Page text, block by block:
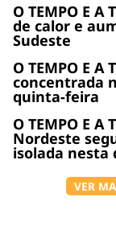
O TEMPO E A
de calor e
Sudeste
O TEMPO E A
concentrada
quinta-feira
O TEMPO E A
Nordeste
isolada
VER